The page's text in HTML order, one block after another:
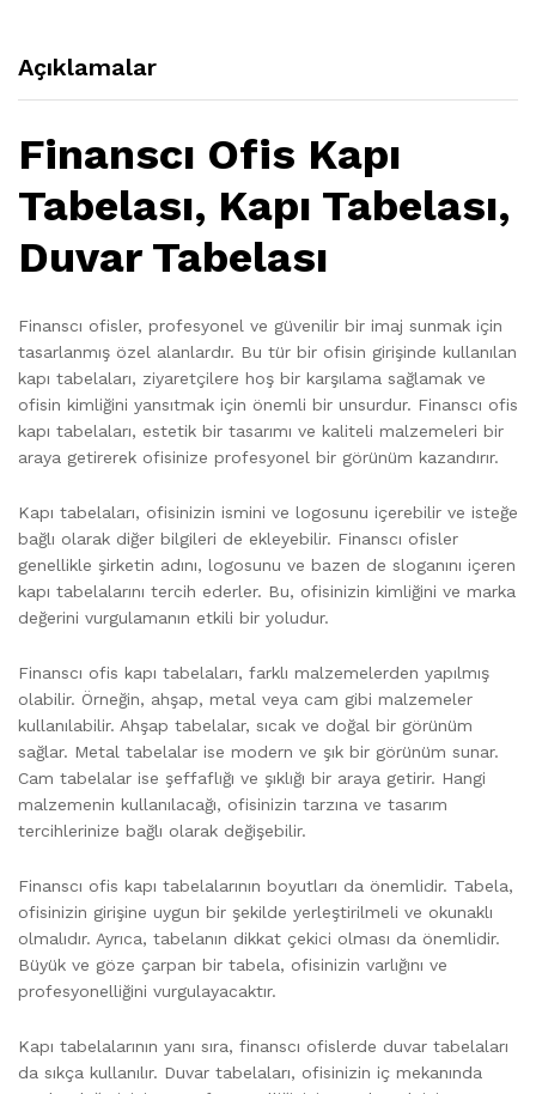
Açıklamalar
Finanscı Ofis Kapı
Tabelası, Kapı Tabelası,
Duvar Tabelası
Finanscı ofisler, profesyonel ve güvenilir bir imaj sunmak için
tasarlanmış özel alanlardır. Bu tür bir ofisin girişinde kullanılan
kapı tabelaları, ziyaretçilere hoş bir karşılama sağlamak ve
ofisin kimliğini yansıtmak için önemli bir unsurdur. Finanscı ofis
kapı tabelaları, estetik bir tasarımı ve kaliteli malzemeleri bir
araya getirerek ofisinize profesyonel bir görünüm kazandırır.
Kapı tabelaları, ofisinizin ismini ve logosunu içerebilir ve isteğe
bağlı olarak diğer bilgileri de ekleyebilir. Finanscı ofisler
genellikle şirketin adını, logosunu ve bazen de sloganını içeren
kapı tabelalarını tercih ederler. Bu, ofisinizin kimliğini ve marka
değerini vurgulamanın etkili bir yoludur.
Finanscı ofis kapı tabelaları, farklı malzemelerden yapılmış
olabilir. Örneğin, ahşap, metal veya cam gibi malzemeler
kullanılabilir. Ahşap tabelalar, sıcak ve doğal bir görünüm
sağlar. Metal tabelalar ise modern ve şık bir görünüm sunar.
Cam tabelalar ise şeffaflığı ve şıklığı bir araya getirir. Hangi
malzemenin kullanılacağı, ofisinizin tarzına ve tasarım
tercihlerinize bağlı olarak değişebilir.
Finanscı ofis kapı tabelalarının boyutları da önemlidir. Tabela,
ofisinizin girişine uygun bir şekilde yerleştirilmeli ve okunaklı
olmalıdır. Ayrıca, tabelanın dikkat çekici olması da önemlidir.
Büyük ve göze çarpan bir tabela, ofisinizin varlığını ve
profesyonelliğini vurgulayacaktır.
Kapı tabelalarının yanı sıra, finanscı ofislerde duvar tabelaları
da sıkça kullanılır. Duvar tabelaları, ofisinizin iç mekanında